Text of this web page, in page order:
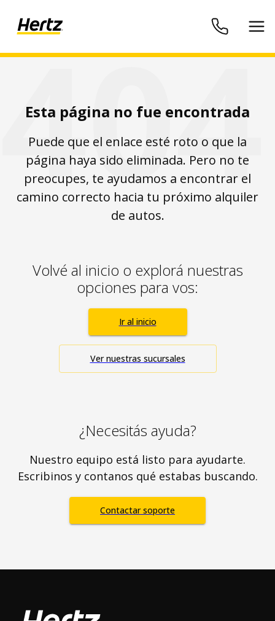
404
Esta página no fue encontrada
Puede que el enlace esté roto o que la
página haya sido eliminada. Pero no te
preocupes, te ayudamos a encontrar el
camino correcto hacia tu próximo alquiler
de autos.
Volvé al inicio o explorá nuestras
opciones para vos:
Ir al inicio
Ver nuestras sucursales
¿Necesitás ayuda?
Nuestro equipo está listo para ayudarte.
Escribinos y contanos qué estabas buscando.
Contactar soporte